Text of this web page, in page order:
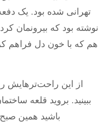
تهرانی شده بود. یک
نوشته بود که بیرونمان
هم که با خون دل فراهم
از این راحت‌ترهایش
ببینید. بروید قلعه
باشید همین